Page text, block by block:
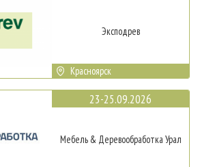
Эксподрев
Красноярск
23-25.09.2026
Мебель & Деревообработка Урал